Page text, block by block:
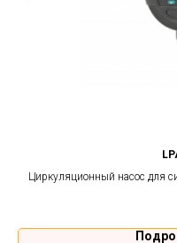
Циркуляционный насос для